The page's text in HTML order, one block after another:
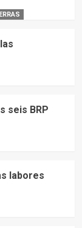
seis BRP
labores